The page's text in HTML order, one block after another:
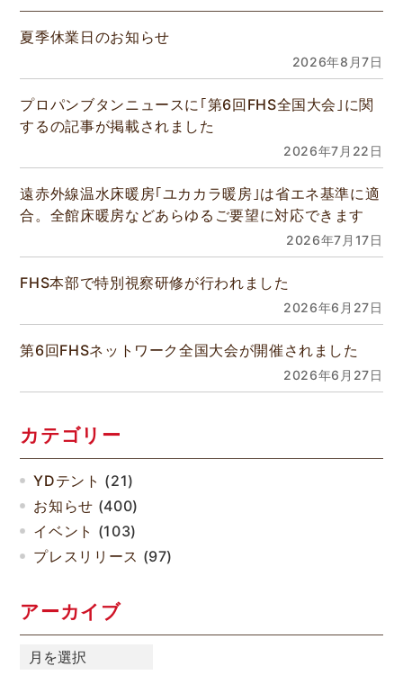
夏季休業日のお知らせ
2026年8月7日
プロパンブタンニュースに｢第6回FHS全国大会｣に関
するの記事が掲載されました
2026年7月22日
遠赤外線温水床暖房｢ユカカラ暖房｣は省エネ基準に適
合。全館床暖房などあらゆるご要望に対応できます
2026年7月17日
FHS本部で特別視察研修が行われました
2026年6月27日
第6回FHSネットワーク全国大会が開催されました
2026年6月27日
カテゴリー
YDテント (21)
お知らせ (400)
イベント (103)
プレスリリース (97)
アーカイブ
ア
ー